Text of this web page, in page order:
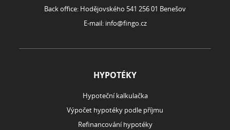
Back office: Hodějovského 541 256 01 Benešov
E-mail: info@fingo.cz
HYPOTÉKY
Hypoteční kalkulačka
Výpočet hypotéky podle příjmu
Refinancování hypotéky